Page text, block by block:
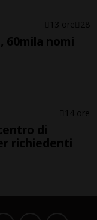
13 ore 28
60mila nomi
14 ore
di
richiedenti